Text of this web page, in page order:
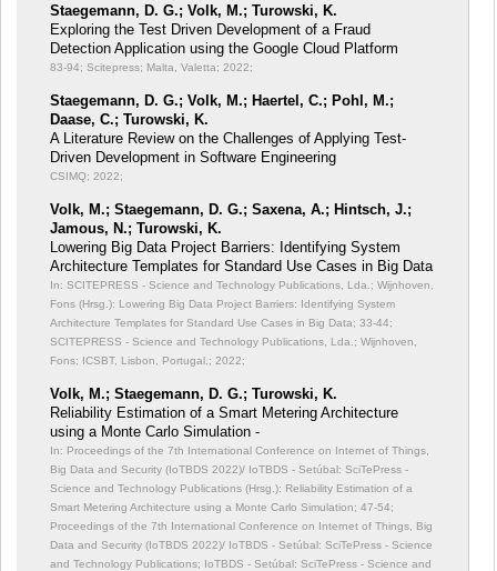
Staegemann, D. G.; Volk, M.; Turowski, K.
Exploring the Test Driven Development of a Fraud
Detection Application using the Google Cloud Platform
83-94; Scitepress; Malta, Valetta; 2022;
Staegemann, D. G.; Volk, M.; Haertel, C.; Pohl, M.;
Daase, C.; Turowski, K.
A Literature Review on the Challenges of Applying Test-
Driven Development in Software Engineering
CSIMQ; 2022;
Volk, M.; Staegemann, D. G.; Saxena, A.; Hintsch, J.;
Jamous, N.; Turowski, K.
Lowering Big Data Project Barriers: Identifying System
Architecture Templates for Standard Use Cases in Big Data
In: SCITEPRESS - Science and Technology Publications, Lda.; Wijnhoven,
Fons (Hrsg.): Lowering Big Data Project Barriers: Identifying System
Architecture Templates for Standard Use Cases in Big Data; 33-44;
SCITEPRESS - Science and Technology Publications, Lda.; Wijnhoven,
Fons; ICSBT, Lisbon, Portugal,; 2022;
Volk, M.; Staegemann, D. G.; Turowski, K.
Reliability Estimation of a Smart Metering Architecture
using a Monte Carlo Simulation -
In: Proceedings of the 7th International Conference on Internet of Things,
Big Data and Security (IoTBDS 2022)/ IoTBDS - Setúbal: SciTePress -
Science and Technology Publications (Hrsg.): Reliability Estimation of a
Smart Metering Architecture using a Monte Carlo Simulation; 47-54;
Proceedings of the 7th International Conference on Internet of Things, Big
Data and Security (IoTBDS 2022)/ IoTBDS - Setúbal: SciTePress - Science
and Technology Publications; IoTBDS - Setúbal: SciTePress - Science and